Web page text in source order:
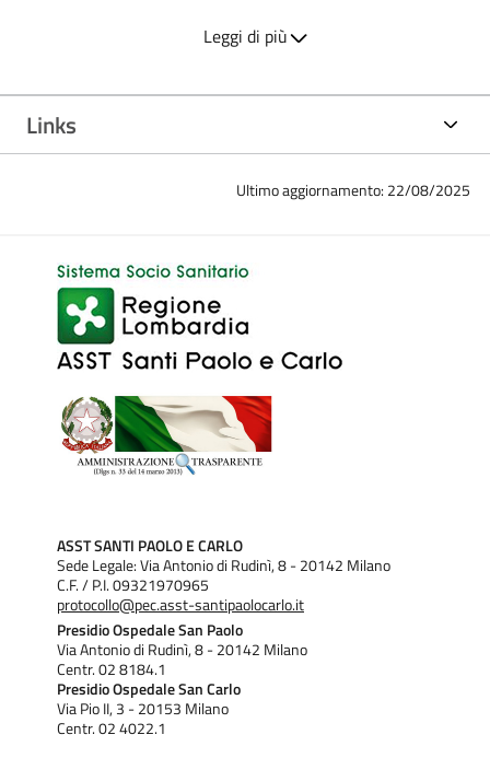
Ospedali, riferimento per circa 130 malattie rare in base
all’esperienza nell’attività diagnostica e terapeutica
LINFOANGIOLEIOMIOMATOSI
NEUROFIBROMATOSI
CATEGORIA - MALATTIE DEL METABOLISMO
ALTRE MALATTIE DA ACCUMULO LISOSOMIALE
ALTRI DIFETTI CONGENITI DEL METABOLISMO E DEL
TRASPORTO DEI METALLI
ALTRI DIFETTI CONGENITI DEL METABOLISMO
ENERGETICO MITOCONDRIALE
CALCINOSI TUMORALE
NEUROTRASMETTITORI E DEI PICCOLI PEPTIDI
DIFETTI CONGENITI DEL METABOLISMO DEL CICLO
DELL'UREA E IPERAMMONIEMIE EREDITARIE
DIFETTI CONGENITI DEL METABOLISMO DEL PIRUVATO
E DEL CICLO DEGLI ACIDI
DIFETTI CONGENITI DEL METABOLISMO DEL RAME
DIFETTI CONGENITI DEL METABOLISMO DELLE
LIPOPROTEINE (ESCLUSO: IPERCOLESTEROLEMIA
FAMILIARE ETEROZIGOTE TIPO IIA E IIB;
IPERCOLESTEROLEMIA PRIMITIVA POLIGENICA;
Leggi di più
Links
Ultimo aggiornamento: 22/08/2025
ASST SANTI PAOLO E CARLO
Sede Legale: Via Antonio di Rudinì, 8 - 20142 Milano
C.F. / P.I. 09321970965
protocollo@pec.asst-santipaolocarlo.it
Presidio Ospedale San Paolo
Via Antonio di Rudinì, 8 - 20142 Milano
Centr. 02 8184.1
Presidio Ospedale San Carlo
Via Pio II, 3 - 20153 Milano
Centr. 02 4022.1